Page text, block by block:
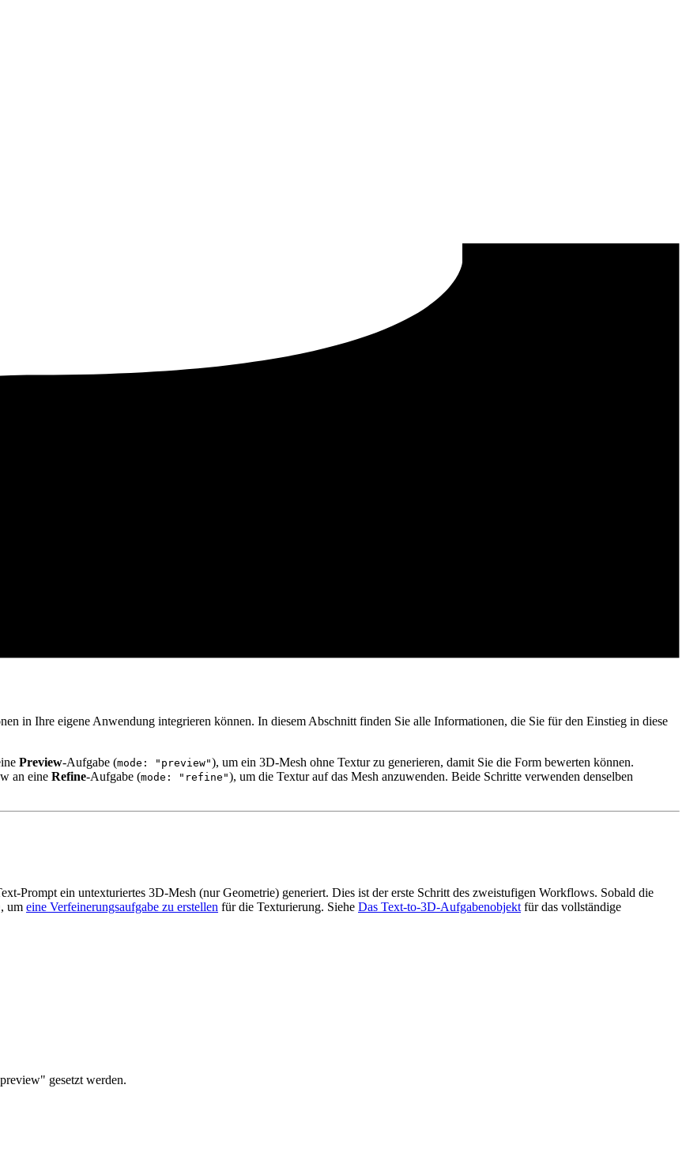
in Ihre eigene Anwendung integrieren können. In diesem Abschnitt finden Sie alle Informationen, die Sie für den Einstieg in diese
Preview-Aufgabe (mode: "preview"), um ein 3D-Mesh ohne Textur zu generieren, damit Sie die Form bewerten können.
an eine Refine-Aufgabe (mode: "refine"), um die Textur auf das Mesh anzuwenden. Beide Schritte verwenden denselben
Prompt ein untexturiertes 3D-Mesh (nur Geometrie) generiert. Dies ist der erste Schritt des zweistufigen Workflows. Sobald die
um eine Verfeinerungsaufgabe zu erstellen für die Texturierung. Siehe Das Text-to-3D-Aufgabenobjekt für das vollständige
gesetzt werden.